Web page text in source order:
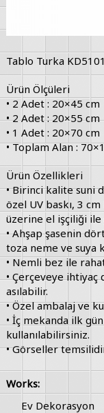
Tablo Turka
Ürün Ölçüleri
• 2 Adet : 20×45 cm
• 2 Adet : 20×55 cm
• 1 Adet : 20×70 cm
• Toplam Alan :
Ürün Özellikleri
• Birinci kalite suni
özel UV baskı, 3 cm
üzerine el işçiliği
• Ahşap şasenin
toza neme ve suya
• Nemli bez ile
• Çerçeveye ihtiyaç
asılabilir.
• Özel ambalaj ve
• İç mekanda ilk
kullanılabilirsiniz.
• Görseller
Works:
Ev Dekorasyon